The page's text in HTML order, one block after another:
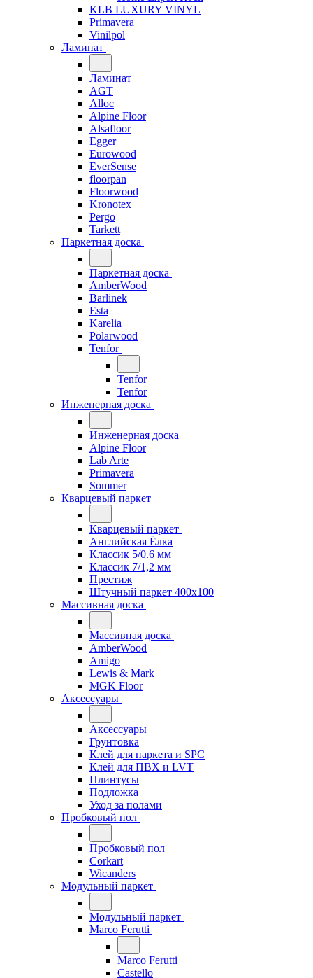
KLB LUXURY VINYL
Primavera
Vinilpol
Ламинат
Ламинат
AGT
Alloc
Alpine Floor
Alsafloor
Egger
Eurowood
EverSense
floorpan
Floorwood
Kronotex
Pergo
Tarkett
Паркетная доска
Паркетная доска
AmberWood
Barlinek
Esta
Karelia
Polarwood
Tenfor
Tenfor
Tenfor
Инженерная доска
Инженерная доска
Alpine Floor
Lab Arte
Primavera
Sommer
Кварцевый паркет
Кварцевый паркет
Английская Ёлка
Классик 5/0.6 мм
Классик 7/1,2 мм
Престиж
Штучный паркет 400x100
Массивная доска
Массивная доска
AmberWood
Amigo
Lewis & Mark
MGK Floor
Аксессуары
Аксессуары
Грунтовка
Клей для паркета и SPC
Клей для ПВХ и LVT
Плинтусы
Подложка
Уход за полами
Пробковый пол
Пробковый пол
Corkart
Wicanders
Модульный паркет
Модульный паркет
Marco Ferutti
Marco Ferutti
Castello